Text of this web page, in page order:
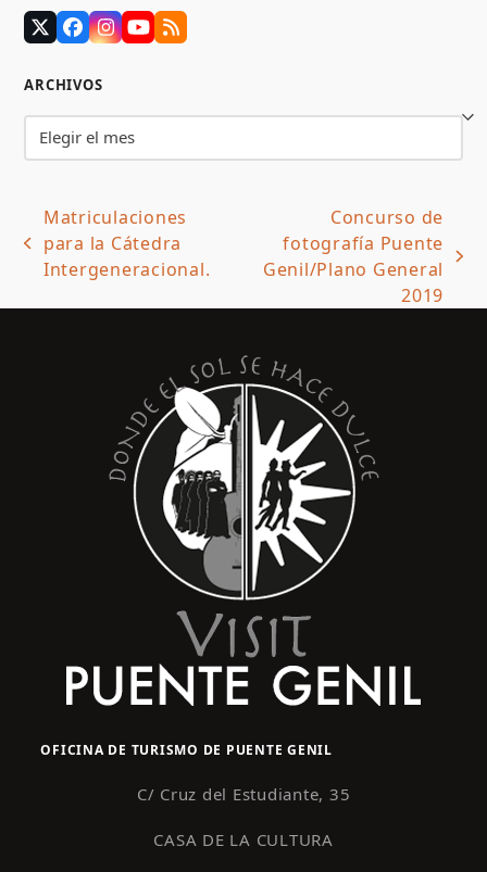
TwitterFacebook
Instagram
YouTube
RSS
ARCHIVOS
Archivos
previous
post:
Matriculaciones
para la Cátedra
Intergeneracional.
next
Concurso de
fotografía Puente
Genil/Plano General
2019
OFICINA DE TURISMO DE PUENTE GENIL
C/ Cruz del Estudiante, 35
CASA DE LA CULTURA